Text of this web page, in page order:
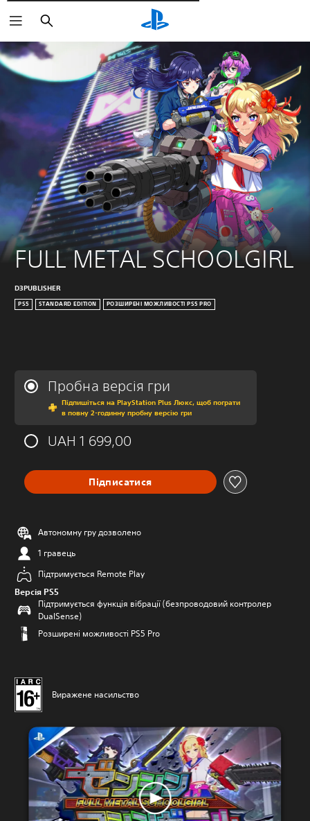
Пошук
FULL METAL SCHOOLGIRL
D3PUBLISHER
PS5 STANDARD EDITION РОЗШИРЕНІ МОЖЛИВОСТІ PS5 PRO
Пробна версія гри
Підпишіться на PlayStation Plus Люкс, щоб пограти
в повну 2-годинну пробну версію гри
UAH 1 699,00
Підписатися
Автономну гру дозволено
1 гравець
Підтримується Remote Play
Версія PS5
Підтримується функція вібрації (безпроводовий контролер
DualSense)
Розширені можливості PS5 Pro
Виражене насильство